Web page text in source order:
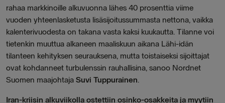
rahaa markkinoille alkuvuonna lähes 40 prosenttia viime
vuoden yhteenlasketusta lisäsijoitussummasta nettona, vaikka
kalenterivuodesta on takana vasta kaksi kuukautta. Tilanne voi
tietenkin muuttua alkaneen maaliskuun aikana Lähi-idän
tilanteen kehityksen seurauksena, mutta toistaiseksi sijoittajat
ovat kohdanneet turbulenssin rauhallisina, sanoo Nordnet
Suomen maajohtaja Suvi Tuppurainen.
Iran-kriisin alkuviikolla ostettiin osinko-osakkeita ja myytiin